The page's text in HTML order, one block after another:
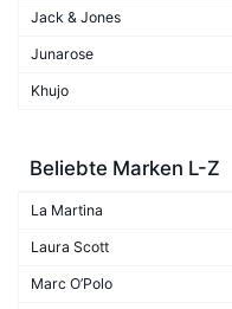
Jack & Jones
Junarose
Khujo
Beliebte Marken L-Z
La Martina
Laura Scott
Marc O’Polo